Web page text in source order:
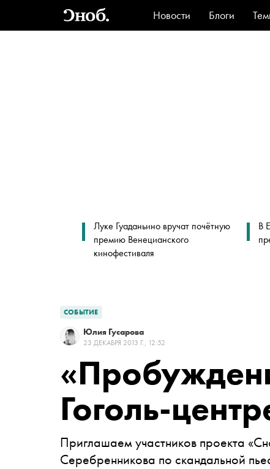
Новости Блоги
Стиль
Луке Гуаданьино вручат почётную
премию Венецианского
кинофестиваля
В
СОБЫТИЕ
Юлия Гусарова
23 ДЕКАБРЯ 2013 Г., 12:52
Гоголь-
Приглашаем участников проекта
Серебренникова по скандальной